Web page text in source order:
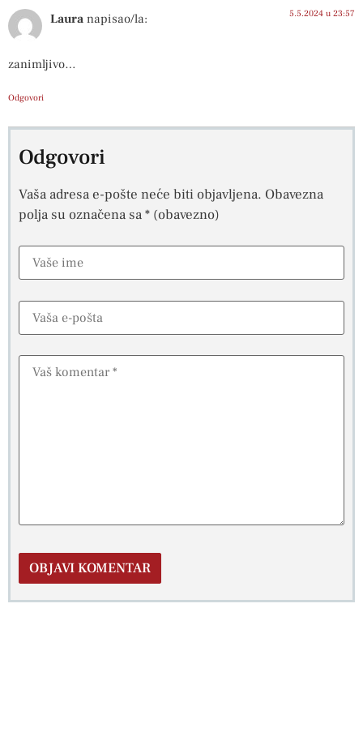
Laura napisao/la: 5.5.2024 u 23:57
zanimljivo…
Odgovori
Odgovori
Vaša adresa e-pošte neće biti objavljena. Obavezna
polja su označena sa* (obavezno)